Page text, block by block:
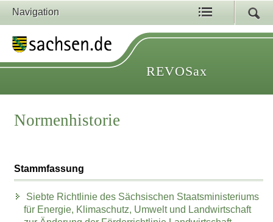
Navigation
REVOSax
Normenhistorie
Stammfassung
Siebte Richtlinie des Sächsischen Staatsministeriums
für Energie, Klimaschutz, Umwelt und Landwirtschaft